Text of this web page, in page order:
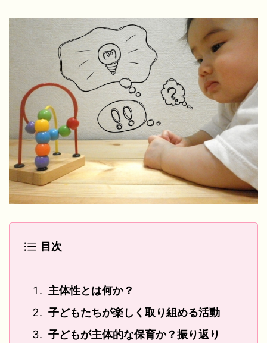
目次
主体性とは何か？
子どもたちが楽しく取り組める活動
子どもが主体的な保育か？振り返り